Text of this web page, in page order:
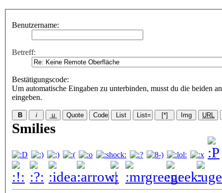
Benutzername:
Betreff:
Bestätigungscode:
Um automatische Eingaben zu unterbinden, musst du die beiden
eingeben.
Smilies